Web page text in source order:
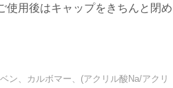
使用後はキャップをきちんと閉め
、カルボマー、(アクリル酸Na/アクリ